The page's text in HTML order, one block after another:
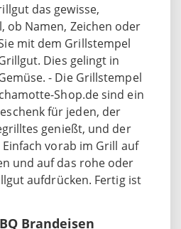
das gewisse,
ob Namen, Zeichen oder
mit dem Grillstempel
Dies gelingt in
- Die Grillstempel
Shop.de sind ein
für jeden, der
genießt, und der
vorab im Grill auf
und auf das rohe oder
aufdrücken. Fertig ist
Brandeisen